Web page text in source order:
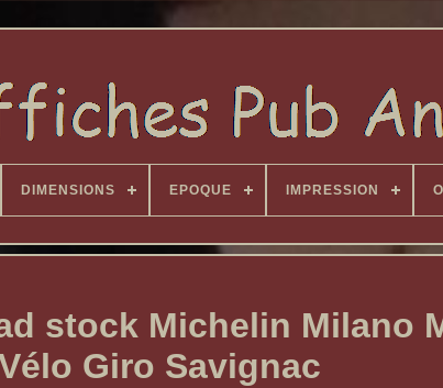
DIMENSIONS EPOQUE IMPRESSION
stock Michelin Milano
Giro Savignac